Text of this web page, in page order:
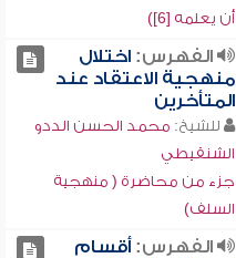
أن يعلمه [6])
الفهرس:اختلال
منهجية الاعتقاد عند
المتأخرين
للشيخ: محمد الحسن الددو
الشنقيطي
جزء من محاضرة ( منهجية
السلف)
الفهرس:أقسام